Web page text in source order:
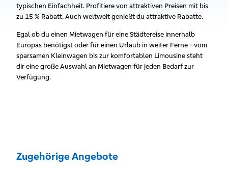
typischen Einfachheit. Profitiere von attraktiven Preisen mit bis
zu 15 % Rabatt. Auch weltweit genießt du attraktive Rabatte.
Egal ob du einen Mietwagen für eine Städtereise innerhalb
Europas benötigst oder für einen Urlaub in weiter Ferne - vom
sparsamen Kleinwagen bis zur komfortablen Limousine steht
dir eine große Auswahl an Mietwagen für jeden Bedarf zur
Verfügung.
Zugehörige Angebote